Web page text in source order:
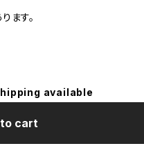
ます。
available
cart